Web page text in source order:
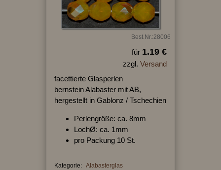
Best.Nr.:28006
für 1.19 €
zzgl. Versand
facettierte Glasperlen
bernstein Alabaster mit AB,
hergestellt in Gablonz / Tschechien
Perlengröße: ca. 8mm
LochØ: ca. 1mm
pro Packung 10 St.
Kategorie: Alabasterglas